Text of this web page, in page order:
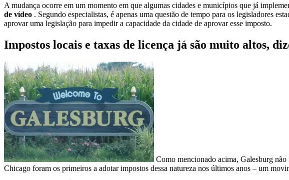
A mudança ocorre em um momento em que algumas cidades e municípios que já
de vídeo . Segundo especialistas, é apenas uma questão de tempo para os legisladores
aprovar uma legislação para impedir a capacidade da cidade de aprovar esse imposto.
Impostos locais e taxas de licença já são muito altos,
Como mencionado acima, Galesburg
Chicago foram os primeiros a adotar impostos dessa natureza nos últimos anos – um